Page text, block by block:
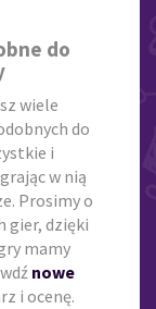
do
wiele
do
i
w nią
Prosimy o
gier, dzięki
mamy
nowe
i ocenę.